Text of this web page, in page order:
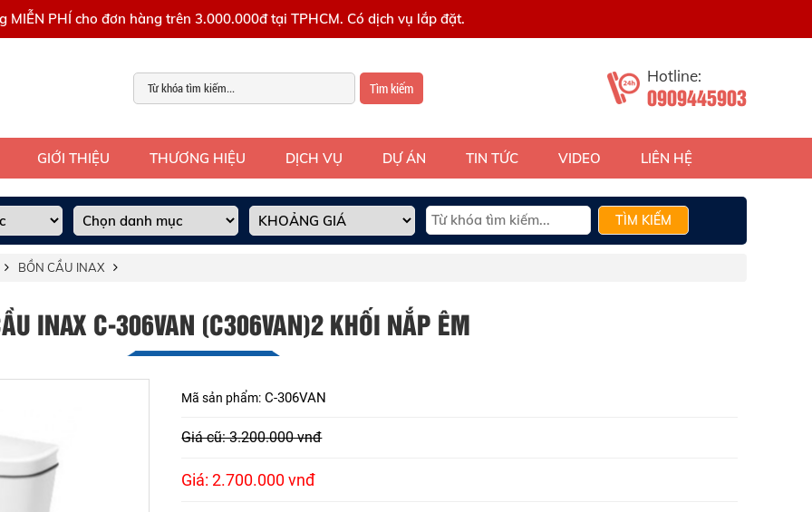
MIỄN PHÍ cho đơn hàng trên 3.000.000đ tại TPHCM. Có dịch vụ lắp đặt.
Tìm kiếm
Hotline:
0909445903
GIỚI THIỆU THƯƠNG HIỆU DỊCH VỤ DỰ ÁN TIN TỨC VIDEO LIÊN HỆ
TÌM KIẾM
BỒN CẦU INAX
INAX C-306VAN (C306VAN)2 KHỐI NẮP ÊM
Mã sản phẩm: C-306VAN
Giá cũ: 3.200.000 vnđ
Giá: 2.700.000 vnđ